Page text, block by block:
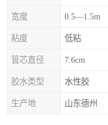
宽度 0.5—1.5m
粘度 低粘
管芯直径 7.6cm
胶水类型 水性胶
生产地 山东德州